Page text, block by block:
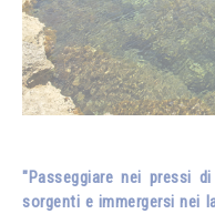
"Passeggiare nei pressi
sorgenti e immergersi nei